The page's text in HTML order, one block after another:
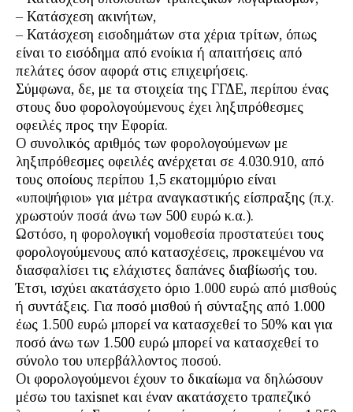
– Κατάσχεση ακινήτων,
– Κατάσχεση εισοδημάτων στα χέρια τρίτων, όπως
είναι το εισόδημα από ενοίκια ή απαιτήσεις από
πελάτες όσον αφορά στις επιχειρήσεις.
Σύμφωνα, δε, με τα στοιχεία της ΓΓΔΕ, περίπου ένας
στους δυο φορολογούμενους έχει ληξιπρόθεσμες
οφειλές προς την Εφορία.
Ο συνολικός αριθμός των φορολογούμενων με
ληξιπρόθεσμες οφειλές ανέρχεται σε 4.030.910, από
τους οποίους περίπου 1,5 εκατομμύριο είναι
«υποψήφιοι» για μέτρα αναγκαστικής είσπραξης (π.χ.
χρωστούν ποσά άνω των 500 ευρώ κ.α.).
Ωστόσο, η φορολογική νομοθεσία προστατεύει τους
φορολογούμενους από κατασχέσεις, προκειμένου να
διασφαλίσει τις ελάχιστες δαπάνες διαβίωσής του.
Έτσι, ισχύει ακατάσχετο όριο 1.000 ευρώ από μισθούς
ή συντάξεις. Για ποσό μισθού ή σύνταξης από 1.000
έως 1.500 ευρώ μπορεί να κατασχεθεί το 50% και για
ποσό άνω των 1.500 ευρώ μπορεί να κατασχεθεί το
σύνολο του υπερβάλλοντος ποσού.
Οι φορολογούμενοι έχουν το δικαίωμα να δηλώσουν
μέσω του taxisnet και έναν ακατάσχετο τραπεζικό